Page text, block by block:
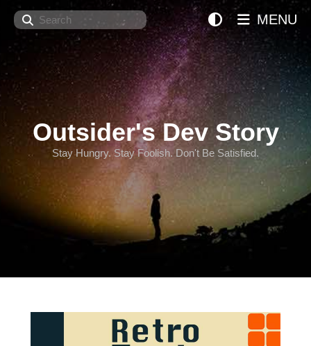
Search
Outsider's Dev Story
Stay Hungry. Stay Foolish. Don't Be Satisfied.
MENU